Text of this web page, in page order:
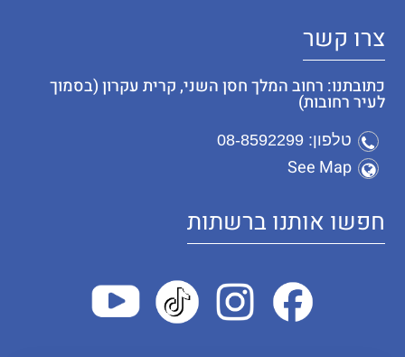
צרו קשר
כתובתנו: רחוב המלך חסן השני, קרית עקרון (בסמוך
לעיר רחובות)
טלפון: 08-8592299
See Map
חפשו אותנו ברשתות